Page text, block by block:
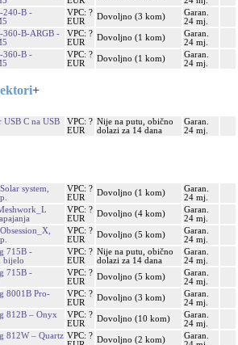
240-B -
VPC: ?
EUR
Dovoljno (3 kom)
Garan.
24 mj.
360-B-ARGB -
VPC: ?
EUR
Dovoljno (1 kom)
Garan.
24 mj.
360-B -
VPC: ?
EUR
Dovoljno (1 kom)
Garan.
24 mj.
+
USB C na USB
VPC: ?
EUR
Nije na putu, obično
dolazi za 14 dana
Garan.
24 mj.
system,
VPC: ?
EUR
Dovoljno (1 kom)
Garan.
24 mj.
VPC: ?
EUR
Dovoljno (4 kom)
Garan.
24 mj.
VPC: ?
EUR
Dovoljno (5 kom)
Garan.
24 mj.
715B -
bijelo
VPC: ?
EUR
Nije na putu, obično
dolazi za 14 dana
Garan.
24 mj.
715B -
VPC: ?
EUR
Dovoljno (5 kom)
Garan.
24 mj.
8001B Pro-
VPC: ?
EUR
Dovoljno (3 kom)
Garan.
24 mj.
812B – Onyx
VPC: ?
EUR
Dovoljno (10 kom)
Garan.
24 mj.
812W – Quartz VPC: ? Dovoljno (2 kom)
Garan.